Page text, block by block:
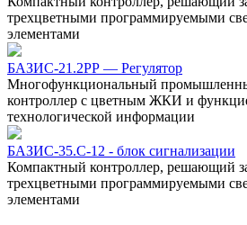
трехцветными программируемыми
элементами
БАЗИС-21.2РР — Регулятор
Многофункциональный
контроллер с цветным ЖКИ и
технологической информации
БАЗИС-35.C-12 - блок сигнализации
Компактный контроллер, решающий
трехцветными программируемыми
элементами